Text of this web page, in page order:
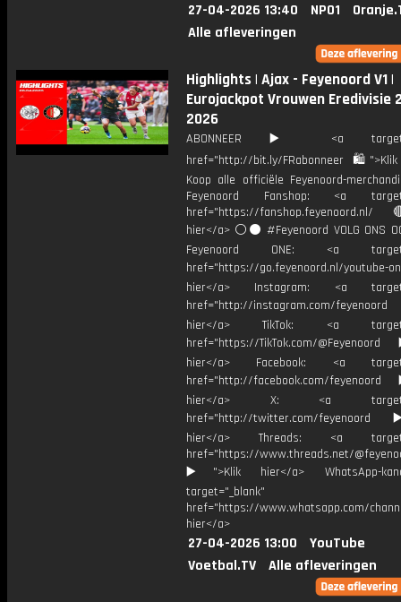
27-04-2026 13:40 NPO1
Alle afleveringen
Highlights | Ajax - Feyenoord V1 |
Eurojackpot Vrouwen Eredivisie
2026
ABONNEER ▶️ <a
href="http://bit.ly/FRabonneer
Koop alle officiële Feyenoord-
Feyenoord Fanshop: <a
href="https://
hier</a> ⚪️⚫ #Feyenoord VOLG ONS
Feyenoord ONE: <a
href="https://go.feyenoord.nl/youtube-
hier</a> Instagram: <a
href="http://instagram.com/
hier</a> TikTok: <a
href="https://TikTok.com/
hier</a> Facebook: <a
href="http://facebook.com/
hier</a> X: <a
href="http://twitter.com/
hier</a> Threads: <a
href="https://www.threads.net/
▶️">Klik hier</a> WhatsApp-
target="_blank"
href="https://www.whatsapp.com/
hier</a>
27-04-2026 13:00
YouTube
Voetbal.TV
Alle afleveringen